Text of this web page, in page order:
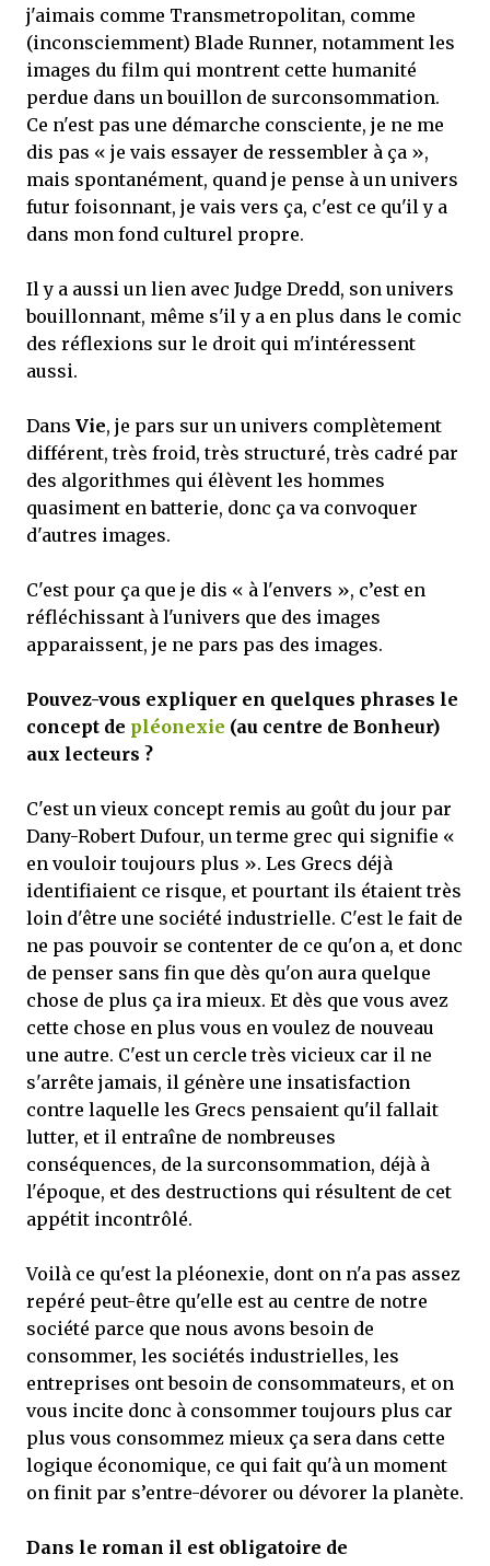
j'aimais comme Transmetropolitan, comme
(inconsciemment) Blade Runner, notamment les
images du film qui montrent cette humanité
perdue dans un bouillon de surconsommation.
Ce n'est pas une démarche consciente, je ne me
dis pas « je vais essayer de ressembler à ça »,
mais spontanément, quand je pense à un univers
futur foisonnant, je vais vers ça, c'est ce qu'il y a
dans mon fond culturel propre.
Il y a aussi un lien avec Judge Dredd, son univers
bouillonnant, même s'il y a en plus dans le comic
des réflexions sur le droit qui m'intéressent
aussi.
Dans Vie, je pars sur un univers complètement
différent, très froid, très structuré, très cadré par
des algorithmes qui élèvent les hommes
quasiment en batterie, donc ça va convoquer
d'autres images.
C'est pour ça que je dis « à l'envers », c’est en
réfléchissant à l'univers que des images
apparaissent, je ne pars pas des images.
Pouvez-vous expliquer en quelques phrases le
concept de pléonexie (au centre de Bonheur)
aux lecteurs ?
C'est un vieux concept remis au goût du jour par
Dany-Robert Dufour, un terme grec qui signifie «
en vouloir toujours plus ». Les Grecs déjà
identifiaient ce risque, et pourtant ils étaient très
loin d'être une société industrielle. C'est le fait de
ne pas pouvoir se contenter de ce qu'on a, et donc
de penser sans fin que dès qu'on aura quelque
chose de plus ça ira mieux. Et dès que vous avez
cette chose en plus vous en voulez de nouveau
une autre. C'est un cercle très vicieux car il ne
s'arrête jamais, il génère une insatisfaction
contre laquelle les Grecs pensaient qu'il fallait
lutter, et il entraîne de nombreuses
conséquences, de la surconsommation, déjà à
l'époque, et des destructions qui résultent de cet
appétit incontrôlé.
Voilà ce qu'est la pléonexie, dont on n'a pas assez
repéré peut-être qu'elle est au centre de notre
société parce que nous avons besoin de
consommer, les sociétés industrielles, les
entreprises ont besoin de consommateurs, et on
vous incite donc à consommer toujours plus car
plus vous consommez mieux ça sera dans cette
logique économique, ce qui fait qu'à un moment
on finit par s’entre-dévorer ou dévorer la planète.
Dans le roman il est obligatoire de